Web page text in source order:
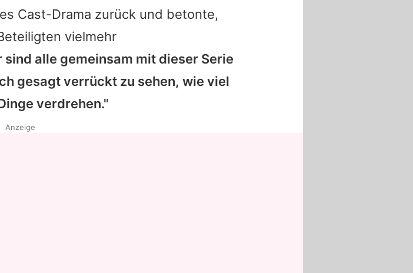
Team
Richtlinien
Cast-Drama zurück und betonte,
vielmehr
sind alle gemeinsam mit dieser Serie
gesagt verrückt zu sehen, wie viel
verdrehen."
Anzeige